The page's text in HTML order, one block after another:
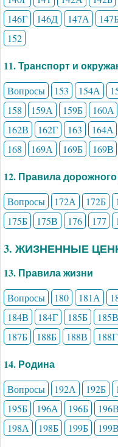
146Г
146Д 147А
152
11. Транспорт и
Вопросы 153 154А
158
159А 159Б 160А
162В
162Г 163 164А
168
169А 169Б 169В
12. Правила
Вопросы 172А 172Б
175Б
175В 176 177
3. ЖИЗНЕННЫЕ
13. Правила жизни
Вопросы 180 181А
184В
184Г 185Б 185В
187Б
188Б 188В 188Г
14. Родина
Вопросы 192А 192Б
195Б
196А 196Б 196В
198А
198Б 199Б 199В